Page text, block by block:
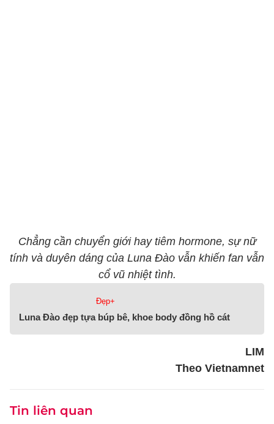
Chẳng cần chuyển giới hay tiêm hormone, sự nữ
tính và duyên dáng của Luna Đào vẫn khiến fan vẫn
cổ vũ nhiệt tình.
Đẹp+
Luna Đào đẹp tựa búp bê, khoe body đồng hồ cát
LIM
Theo Vietnamnet
Tin liên quan